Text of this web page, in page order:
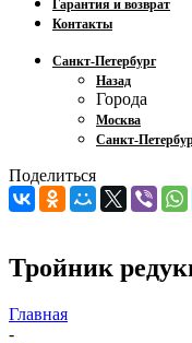
Гарантия и возврат
Контакты
Санкт-Петербург
Назад
Города
Москва
Санкт-
Поделиться
Тройник
Главная
-